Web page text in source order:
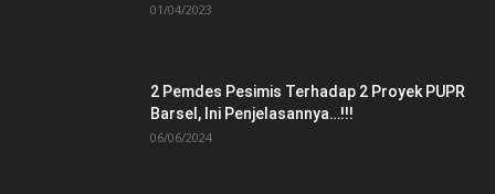
01/04/2023
2 Pemdes Pesimis Terhadap 2 Proyek PUPR
Barsel, Ini Penjelasannya…!!!
06/06/2024